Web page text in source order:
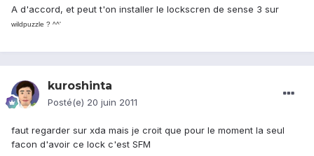
A d'accord, et peut t'on installer le lockscren de sense 3 sur
wildpuzzle ? ^^'
kuroshinta
Posté(e) 20 juin 2011
faut regarder sur xda mais je croit que pour le moment la seul
facon d'avoir ce lock c'est SFM